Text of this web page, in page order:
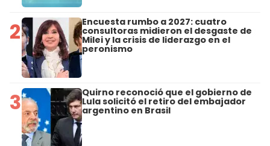
2 Encuesta rumbo a 2027: cuatro
consultoras midieron el desgaste de
Milei y la crisis de liderazgo en el
peronismo
3 Quirno reconoció que el gobierno de
Lula solicitó el retiro del embajador
argentino en Brasil